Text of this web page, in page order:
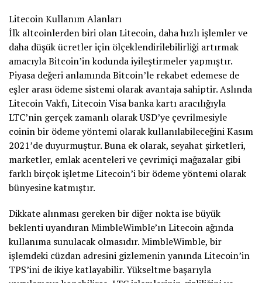
Litecoin Kullanım Alanları
İlk altcoinlerden biri olan Litecoin, daha hızlı işlemler ve
daha düşük ücretler için ölçeklendirilebilirliği artırmak
amacıyla Bitcoin’in kodunda iyileştirmeler yapmıştır.
Piyasa değeri anlamında Bitcoin’le rekabet edemese de
eşler arası ödeme sistemi olarak avantaja sahiptir. Aslında
Litecoin Vakfı, Litecoin Visa banka kartı aracılığıyla
LTC’nin gerçek zamanlı olarak USD’ye çevrilmesiyle
coinin bir ödeme yöntemi olarak kullanılabileceğini Kasım
2021’de duyurmuştur. Buna ek olarak, seyahat şirketleri,
marketler, emlak acenteleri ve çevrimiçi mağazalar gibi
farklı birçok işletme Litecoin’i bir ödeme yöntemi olarak
bünyesine katmıştır.
Dikkate alınması gereken bir diğer nokta ise büyük
beklenti uyandıran MimbleWimble’ın Litecoin ağında
kullanıma sunulacak olmasıdır. MimbleWimble, bir
işlemdeki cüzdan adresini gizlemenin yanında Litecoin’in
TPS’ini de ikiye katlayabilir. Yükseltme başarıyla